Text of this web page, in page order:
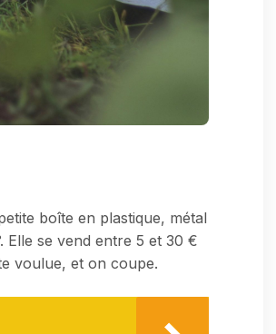
boîte en plastique, métal
Elle se vend entre 5 et 30 €
voulue, et on coupe.